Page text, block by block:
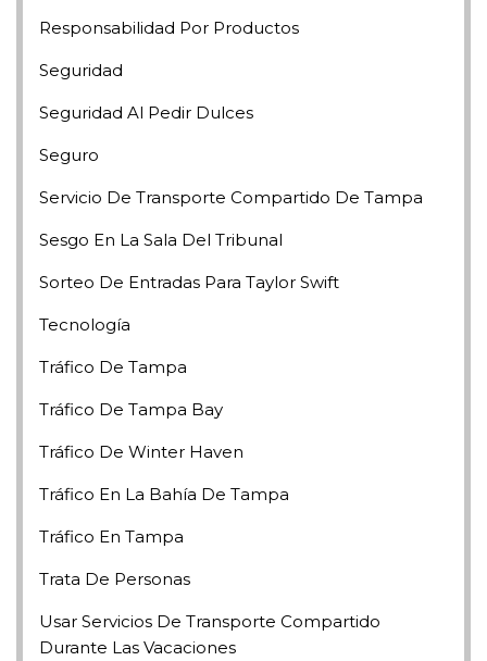
Responsabilidad Por Productos
Seguridad
Seguridad Al Pedir Dulces
Seguro
Servicio De Transporte Compartido De Tampa
Sesgo En La Sala Del Tribunal
Sorteo De Entradas Para Taylor Swift
Tecnología
Tráfico De Tampa
Tráfico De Tampa Bay
Tráfico De Winter Haven
Tráfico En La Bahía De Tampa
Tráfico En Tampa
Trata De Personas
Usar Servicios De Transporte Compartido
Durante Las Vacaciones